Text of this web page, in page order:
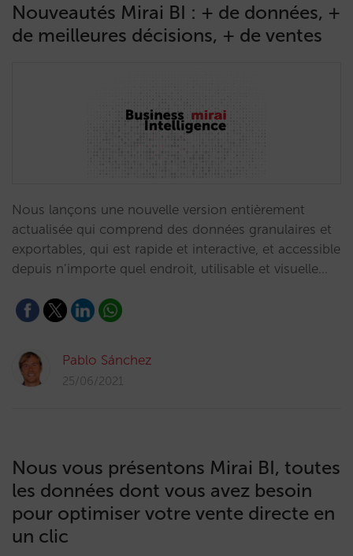
Nouveautés Mirai BI : + de données, +
de meilleures décisions, + de ventes
Nous lançons une nouvelle version entièrement
actualisée qui comprend des données granulaires et
exportables, qui est rapide et interactive, et accessible
depuis n’importe quel endroit, utilisable et visuelle…
Pablo Sánchez
25/06/2021
Nous vous présentons Mirai BI, toutes
les données dont vous avez besoin
pour optimiser votre vente directe en
un clic